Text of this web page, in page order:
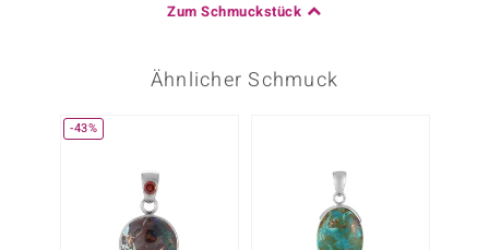
Zum Schmuckstück
Ähnlicher Schmuck
-43%